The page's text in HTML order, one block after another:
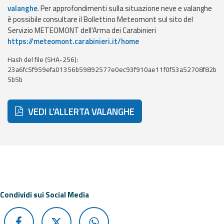
Previsioni e dati
Previsioni meteo e
marine
Radar meteo
valanghe. Per approfondimenti sulla situazione neve e valanghe
è possibile consultare il Bollettino Meteomont sul sito del
Servizio METEOMONT dell'Arma dei Carabinieri
https://meteomont.carabinieri.it/home
Hash del file (SHA-256):
23a6fc5f959efa01356b59892577e0ec93f910ae11f0f53a52708f82b
5b5b
VEDI L'ALLERTA VALANGHE
Condividi sui Social Media